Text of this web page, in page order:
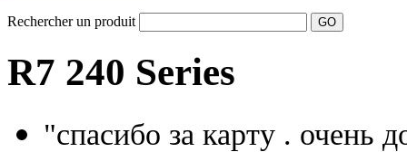
Rechercher un produit
R7 240 Series
"спасибо за карту . очень